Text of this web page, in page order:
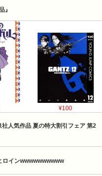
』
¥100
人気作品 夏の特大割引フェア 第2
ロインwwwwwwwwww